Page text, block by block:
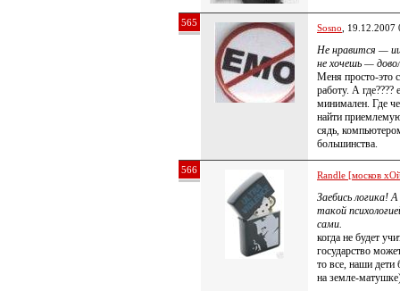
565 Sosno , 19.12.2007
Не нравится —
не хочешь —
Меня просто-это
работу. А где????
минимален. Где
найти
сядь,
большинства.
566 Randle [москов
Заебись логика!
такой
сами.
когда не будет
государство
то все, наши дети
на земле-